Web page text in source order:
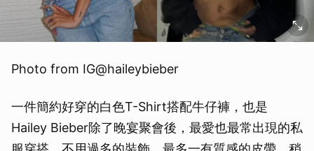
Photo from IG@haileybieber
一件簡約好穿的白色T-Shirt搭配牛仔褲，也是
Hailey Bieber除了晚宴聚會後，最愛也最常出現的私